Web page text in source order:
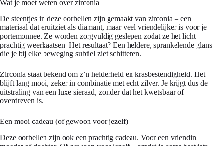
Wat je moet weten over zirconia
De steentjes in deze oorbellen zijn gemaakt van zirconia – een
materiaal dat eruitziet als diamant, maar veel vriendelijker is voor je
portemonnee. Ze worden zorgvuldig geslepen zodat ze het licht
prachtig weerkaatsen. Het resultaat? Een heldere, sprankelende glans
die je bij elke beweging subtiel ziet schitteren.
Zirconia staat bekend om z’n helderheid en krasbestendigheid. Het
blijft lang mooi, zeker in combinatie met echt zilver. Je krijgt dus de
uitstraling van een luxe sieraad, zonder dat het kwetsbaar of
overdreven is.
Een mooi cadeau (of gewoon voor jezelf)
Deze oorbellen zijn ook een prachtig cadeau. Voor een vriendin,